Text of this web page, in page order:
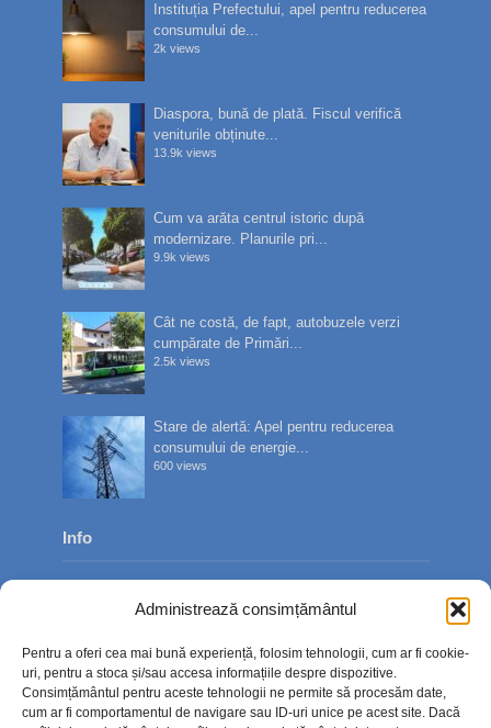
Administrează consimțământul
Pentru a oferi cea mai bună experiență, folosim tehnologii, cum ar fi cookie-
uri, pentru a stoca și/sau accesa informațiile despre dispozitive.
Consimțământul pentru aceste tehnologii ne permite să procesăm date,
cum ar fi comportamentul de navigare sau ID-uri unice pe acest site. Dacă
Instituția Prefectului, apel pentru reducerea
consumului de...
2k views
Diaspora, bună de plată. Fiscul verifică
veniturile obținute...
13.9k views
Cum va arăta centrul istoric după
modernizare. Planurile pri...
9.9k views
Cât ne costă, de fapt, autobuzele verzi
cumpărate de Primări...
2.5k views
Stare de alertă: Apel pentru reducerea
consumului de energie...
600 views
Info
Contact
Politica de confidențialitate